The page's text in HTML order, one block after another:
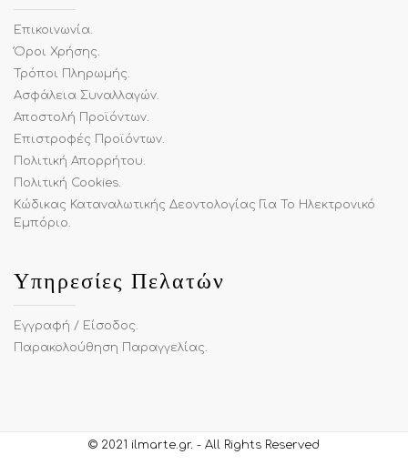
Επικοινωνία.
Όροι Χρήσης.
Τρόποι Πληρωμής.
Ασφάλεια Συναλλαγών.
Αποστολή Προϊόντων.
Επιστροφές Προϊόντων.
Πολιτική Απορρήτου.
Πολιτική Cookies.
Κώδικας Καταναλωτικής Δεοντολογίας Για Το Ηλεκτρονικό
Εμπόριο.
Υπηρεσίες Πελατών
Εγγραφή / Είσοδος.
Παρακολούθηση Παραγγελίας.
© 2021 ilmarte.gr. - All Rights Reserved